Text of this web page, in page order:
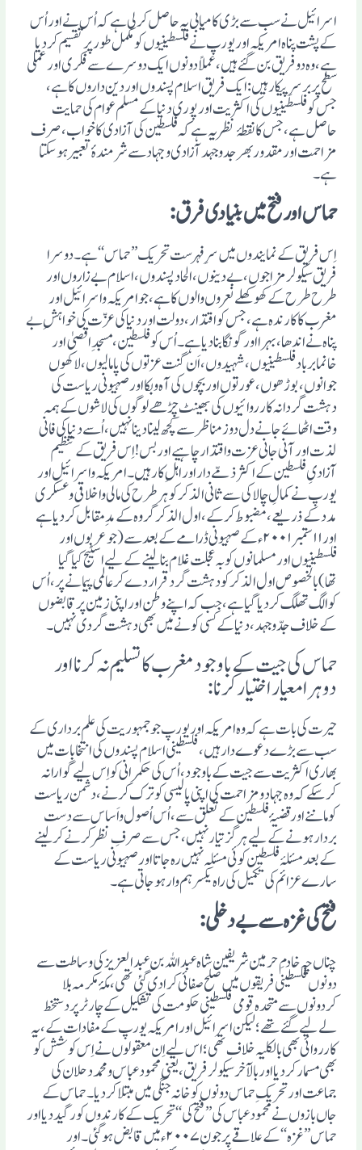
اسرائیل نے سب سے بڑی کامیابی یہ حاصل کرلی ہے کہ اُس نے اور اُس
کے پشت پناہ امریکہ اور یورپ نے فلسطینیوں کو مکمل طور پر تقسیم کردیا
ہے، وہ دو فریق بن گئے ہیں، عملاً دونوں ایک دوسرے سے فکری اور عملی
سطح پر برسرِ پیکار ہیں: ایک فریق اسلام پسندوں اور دین داروں کا ہے،
جس کو فلسطینیوں کی اکثریت اور پوری دنیاکے مسلم عوام کی حمایت
حاصل ہے، جس کا نقطۂ نظر یہ ہے کہ فلسطین کی آزادی کا خواب، صرف
مزاحمت اور مقدور بھر جد وجہد آزادی وجہاد سے شرمندۂ تعبیر ہوسکتا
ہے۔
حماس اور فتح میں بنیادی فرق :
اِس فریق کے نمایندوں میں سرِ فہرست تحریک ’’حماس‘‘ ہے۔ دوسرا
فریق سیکولرمزاجوں، بے دینوں، الحاد پسندوں، اسلام بے زاروں اور
طرح طرح کے کھوکھلے نعروں والوں کا ہے، جو امریکہ واسرائیل اور
مغرب کاکارندہ ہے، جس کو اقتدار، دولت اور دنیا کی عزّت کی خواہشِ بے
پناہ نے اندھا، بہرا اور گونگا بنادیا ہے۔ اُس کو فلسطین، مسجدِ اقصیٰ اور
خانمابرباد فلسطینیوں، شہیدوں، اَن گنت عزتوں کی پامالیوں، لاکھوں
جوانوں، بوڑھوں، عورتوں اور بچوں کی آہ وبکا اور صہیونی ریاست کی
دہشت گردانہ کار روائیوں کی بھینٹ چڑھے لوگوں کی لاشوں کے ہمہ
وقت اٹھائے جانے دل دوز مناظر سے کچھ لینا دینا نہیں، اُسے دنیا کی فانی
لذت اور آنی جانی عزت واقتدار چاہیے اور بس! اِس فریق کے تنظیم
آزادیِ فلسطین کے اکثر ذمّے دار اور اہلِ کار ہیں۔ امریکہ واسرائیل اور
یورپ نے کمالِ چالاکی سے ثانی الذکر کوہر طرح کی مالی واخلاقی وعسکری
مدد کے ذریعے،مضبوط کرکے، اول الذکر گروہ کے مدِ مقابل کردیا ہے
اور ۱۱ستمبر۲۰۰۱ء کے صہیونی ڈرامے کے بعد سے(جو عربوں اور
فلسطینیوں اور مسلمانوں کو بہ عجلت غلام بنالینے کے لیے اسٹیج کیا گیا
تھا)بالخصوص اول الذکر کو دہشت گرد قرار دے کر عالمی پیمانے پر، اُس
کو الگ تھلگ کر دیاگیا ہے، جب کہ اپنے وطن اور اپنی زمین پر قابضوں
کے خلاف جدّ وجہد، دنیا کے کسی کونے میں بھی دہشت گردی نہیں۔
حماس کی جیت کے باوجود مغرب کا تسلیم نہ کرنا اور
دوہرا معیار اختیار کرنا :
حیرت کی بات ہے کہ وہ امریکہ اور یورپ جو جمہوریت کی علم برداری کے
سب سے بڑے دعوے دار ہیں، فلسطینی اسلام پسندوں کی انتخابات میں
بھاری اکثریت سے جیت کے باوجود، اُس کی حکمرانی کو اِس لیے گوارانہ
کرسکے کہ وہ جہاد ومزاحمت کی اپنی پالیسی کو ترک کرنے، دشمن ریاست
کو ماننے اور قضیۂ فلسطین کے تعلق سے، اُس اُصول واَساس سے دست
بردار ہونے کے لیے ہرگز تیار نہیں، جس سے صرفِ نظر کرنے کرلینے
کے بعد مسئلۂ فلسطین کوئی مسئلہ نہیں رہ جاتا اور صہیونی ریاست کے
سارے عزائم کی تکمیل کی راہ یکسر ہم وار ہوجاتی ہے۔
فتح کی غزہ سے بے دخلی :
چناں چہ خادمِ حرمین شریفین شاہ عبد اللہ بن عبد العزیز کی وساطت سے
دونوں فلسطینی فریقوں میں صلح صفائی کرادی گئی تھی، مکۂ مکرمہ بلا
کردونوں سے متحدہ قومی فلسطینی حکومت کی تشکیل کے چارٹرپردستخط
لے لیے گئے تھے؛ لیکن اسرائیل اور امریکہ یورپ کے مفادات کے، یہ
کارروائی بھی بالکلیہ خلاف تھی؛ اس لیے اِن معقولوں نے اِس کوشش کو
بھی مسمار کردیا اور بالآخر سیکولرفریق، یعنی محمود عباس ومحمد دحلان کی
جماعت اور تحریکِ حماس دونوں کو خانہ جنگی میں مبتلا کردیا۔ حماس کے
جاں بازوں نے محمود عباس کی ’’فتح کی‘‘ تحریک کے کارندوں کور گید دیا اور
حماس’’غزہ‘‘ کے علاقے پر جون۲۰۰۷ء میں قابض ہوگئی ۔اور